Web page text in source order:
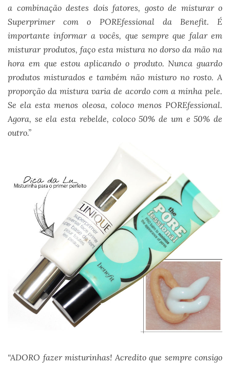
a combinação destes dois fatores, gosto de misturar o
Superprimer com o POREfessional da Benefit. É
importante informar a vocês, que sempre que falar em
misturar produtos, faço esta mistura no dorso da mão na
hora em que estou aplicando o produto. Nunca guardo
produtos misturados e também não misturo no rosto. A
proporção da mistura varia de acordo com a minha pele.
Se ela esta menos oleosa, coloco menos POREfessional.
Agora, se ela esta rebelde, coloco 50% de um e 50% de
outro.”
“ADORO fazer misturinhas! Acredito que sempre consigo